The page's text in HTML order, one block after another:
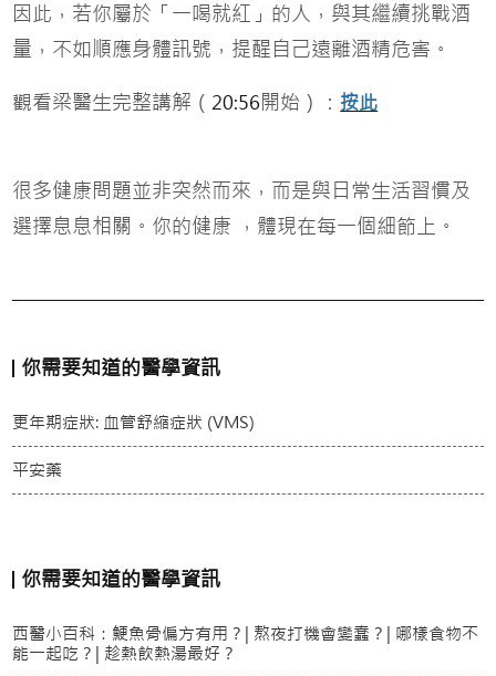
因此，若你屬於「一喝就紅」的人，與其繼續挑戰酒
量，不如順應身體訊號，提醒自己遠離酒精危害。
觀看梁醫生完整講解（20:56開始）： 按此
很多健康問題並非突然而來，而是與日常生活習慣及
選擇息息相關。你的健康 ，體現在每一個細節上。
你需要知道的醫學資訊
更年期症狀: 血管舒縮症狀 (VMS)
平安藥
你需要知道的醫學資訊
西醫小百科：鯁魚骨偏方有用？| 熬夜打機會變蠢？| 哪樣食物不
能一起吃？| 趁熱飲熱湯最好？